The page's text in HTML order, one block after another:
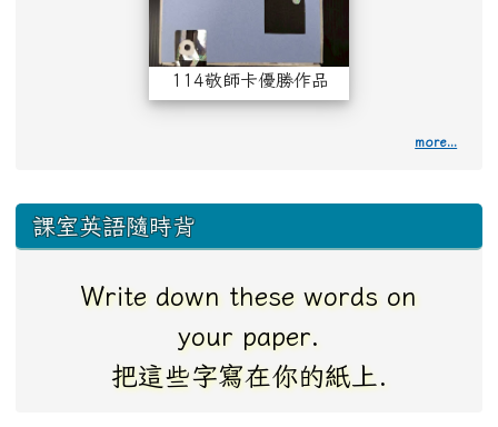
114敬師卡優勝作品（三年級）
more...
下中左區域內容
課室英語隨時背
Are there any volunteers( to
read the sentence)?
有誰要自願(念這個句子)?